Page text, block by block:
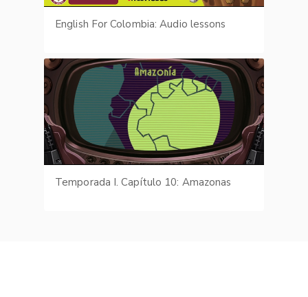
English For Colombia: Audio lessons
Temporada I. Capítulo 10: Amazonas